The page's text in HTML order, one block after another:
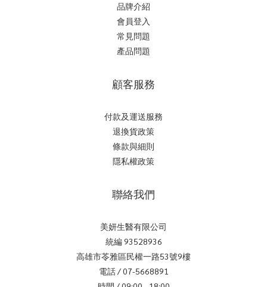
品牌介紹
會員登入
常見問題
產品問題
顧客服務
付款及運送服務
退換貨政策
條款與細則
隱私權政策
聯絡我們
美妍生醫有限公司
統編 93528936
高雄市苓雅區民權一路53號9樓
電話 / 07-5668891